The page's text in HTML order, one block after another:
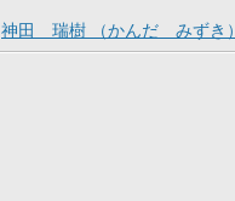
神田 瑞樹 （かんだ みずき）